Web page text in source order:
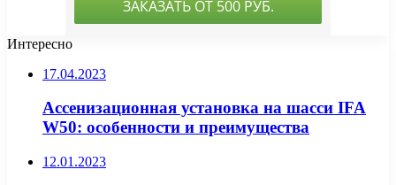
Интересно
17.04.2023
Ассенизационная установка на шасси IFA
W50: особенности и преимущества
12.01.2023